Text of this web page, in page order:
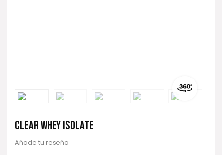
CLEAR WHEY ISOLATE
Añade tu reseña